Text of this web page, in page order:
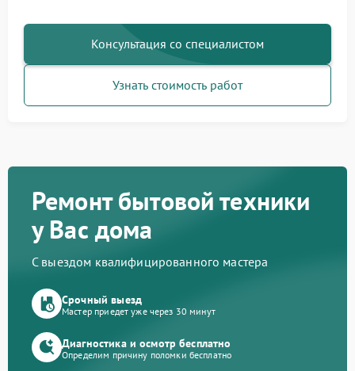
Консультация со специалистом
Узнать стоимость работ
Ремонт бытовой техники
у Вас дома
С выездом квалифицированного мастера
Срочный выезд
Мастер приедет уже через 30 минут
Диагностика и осмотр бесплатно
Определим причину поломки бесплатно